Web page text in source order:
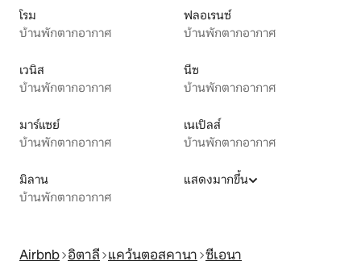
โรม
บ้านพักตากอากาศ
ฟลอเรนซ์
บ้านพักตากอากาศ
เวนิส
บ้านพักตากอากาศ
นีซ
บ้านพักตากอากาศ
มาร์แซย์
บ้านพักตากอากาศ
เนเปิลส์
บ้านพักตากอากาศ
มิลาน
บ้านพักตากอากาศ
แสดงมากขึ้น
Airbnb อิตาลี แคว้นตอสคานา ซีเอนา